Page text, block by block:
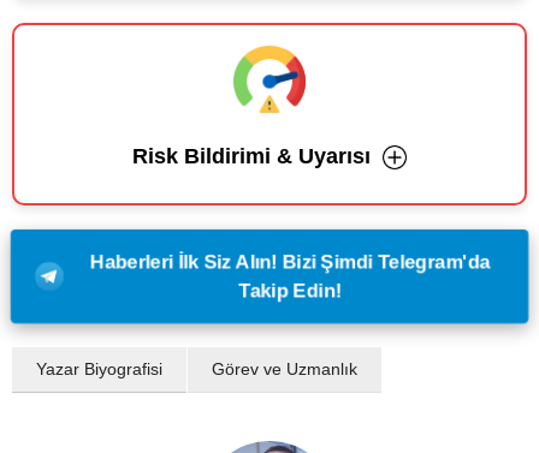
Risk Bildirimi & Uyarısı
Haberleri İlk Siz Alın! Bizi Şimdi Telegram'da
Takip Edin!
Yazar Biyografisi Görev ve Uzmanlık